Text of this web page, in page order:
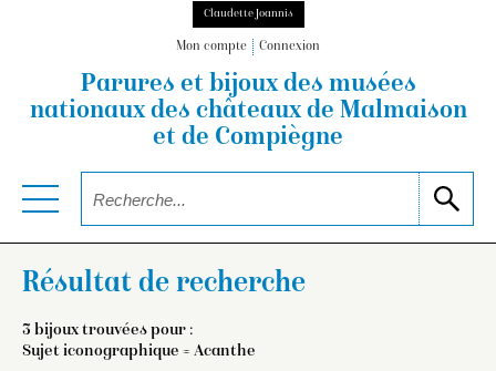
Claudette Joannis
Mon compte Connexion
Parures et bijoux des musées
nationauxdes châteaux de Malmaison
et de Compiègne
Résultat de recherche
3 bijoux trouvées pour :
Sujet iconographique = Acanthe